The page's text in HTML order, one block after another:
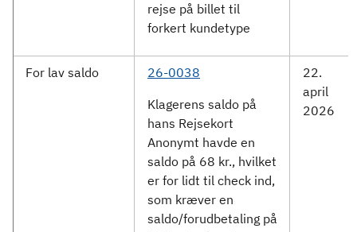
rejse på billet til
forkert kundetype
For lav saldo
26-0038
Klagerens saldo på
hans Rejsekort
Anonymt havde en
saldo på 68 kr., hvilket
er for lidt til check ind,
som kræver en
saldo/forudbetaling på
22.
april
2026